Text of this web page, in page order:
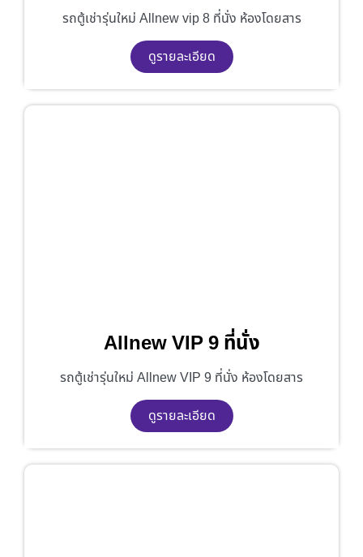
รถตู้เช่ารุ่นใหม่ Allnew vip 8 ที่นั่ง ห้องโดยสาร
ดูรายละเอียด
Allnew VIP 9 ที่นั่ง
รถตู้เช่ารุ่นใหม่ Allnew VIP 9 ที่นั่ง ห้องโดยสาร
ดูรายละเอียด